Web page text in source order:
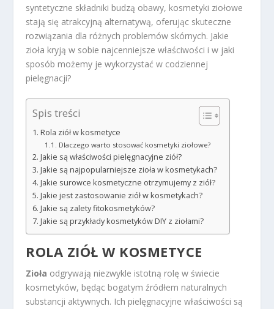
syntetyczne składniki budzą obawy, kosmetyki ziołowe
stają się atrakcyjną alternatywą, oferując skuteczne
rozwiązania dla różnych problemów skórnych. Jakie
zioła kryją w sobie najcenniejsze właściwości i w jaki
sposób możemy je wykorzystać w codziennej
pielęgnacji?
Spis treści
Rola ziół w kosmetyce
Dlaczego warto stosować kosmetyki ziołowe?
Jakie są właściwości pielęgnacyjne ziół?
Jakie są najpopularniejsze zioła w kosmetykach?
Jakie surowce kosmetyczne otrzymujemy z ziół?
Jakie jest zastosowanie ziół w kosmetykach?
Jakie są zalety fitokosmetyków?
Jakie są przykłady kosmetyków DIY z ziołami?
ROLA ZIÓŁ W KOSMETYCE
Zioła odgrywają niezwykle istotną rolę w świecie
kosmetyków, będąc bogatym źródłem naturalnych
substancji aktywnych. Ich pielęgnacyjne właściwości są